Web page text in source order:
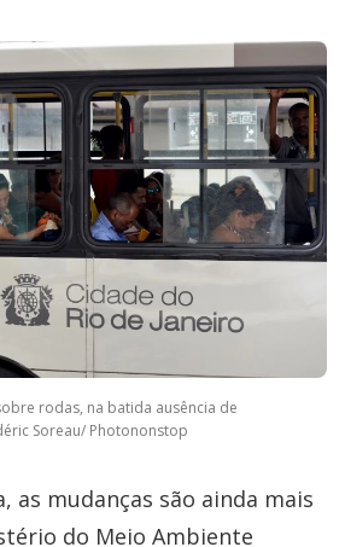
rodas, na batida ausência de
Soreau/ Photononstop
as mudanças são ainda mais
do Meio Ambiente